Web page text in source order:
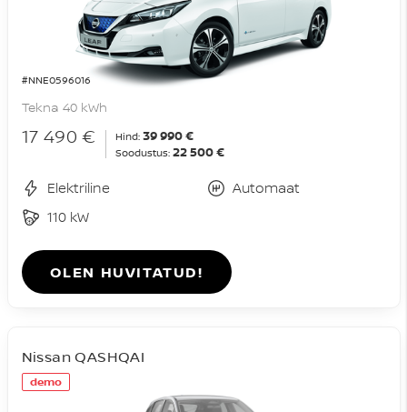
#NNE0596016
Tekna 40 kWh
17 490 € Hind: 39 990 €
Soodustus: 22 500 €
Elektriline
Automaat
110 kW
OLEN HUVITATUD!
demo
Nissan QASHQAI